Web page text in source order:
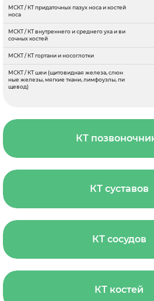
МСКТ / КТ придаточных пазух носа и костей
носа
МСКТ / КТ внутреннего и среднего уха и ви
сочных костей
МСКТ / КТ гортани и носоглотки
МСКТ / КТ шеи (щитовидная железа, слюн
ные железы, мягкие ткани, лимфоузлы, пи
щевод)
КТ
КТ суставов
КТ сосудов
КТ костей